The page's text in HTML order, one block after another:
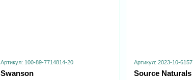
Артикул: 100-89-7714814-20
Swanson
Артикул: 2023-10-6157
Source Naturals